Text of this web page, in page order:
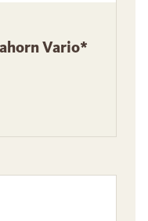
Vario*